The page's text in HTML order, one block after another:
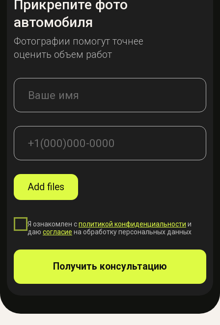
Комплексное восстановление салона
Смотреть все работы
ПРОСТОЙ И ПРОЗРАЧНЫЙ ПРОЦЕСС
Понятный процесс без
лишних поездок и
неопределённости
Вы присылаете фото проблемы в
мессенджер или через форму на сайте
1